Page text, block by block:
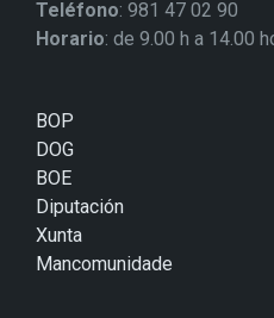
Teléfono: 981 47 02 90
Horario: de 9.00 h a 14.00
BOP
DOG
BOE
Diputación
Xunta
Mancomunidade